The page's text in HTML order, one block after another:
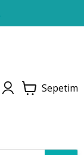
Sepetim